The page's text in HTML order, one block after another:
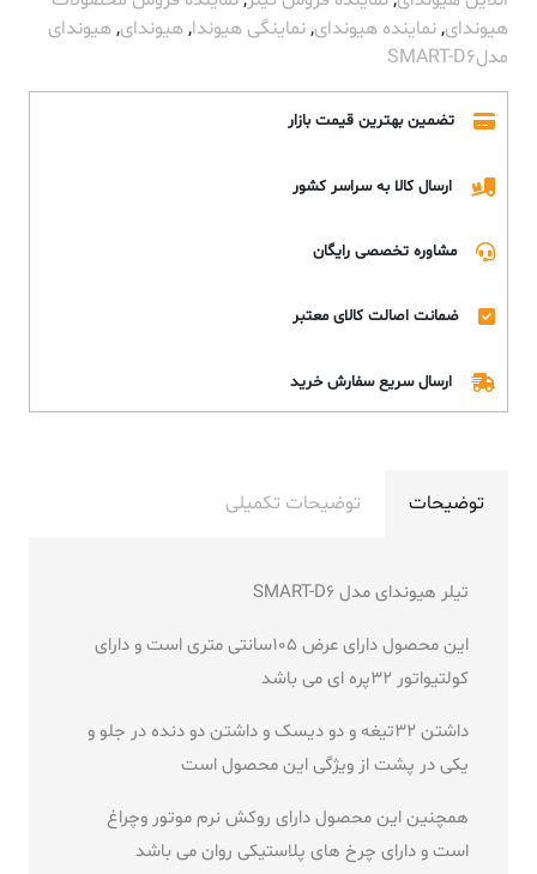
هیوندای,نماینده هیوندای,نماینگی هیوندا,هیوندای,هیوندای
مدلSMART-D6
تضمین بهترین قیمت بازار
ارسال کالا به سراسر کشور
مشاوره تخصصی رایگان
ضمانت اصالت کالای معتبر
ارسال سریع سفارش خرید
توضیحات توضیحات تکمیلی
تیلر هیوندای مدل SMART-D6
این محصول دارای عرض 105سانتی متری است و دارای
کولتیواتور 32پره ای می باشد
داشتن 32تیغه و دو دیسک و داشتن دو دنده در جلو و
یکی در پشت از ویژگی این محصول است
همچنین این محصول دارای روکش نرم موتور وچراغ
است و دارای چرخ های پلاستیکی روان می باشد